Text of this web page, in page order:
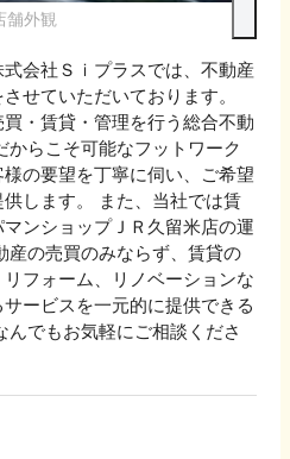
舗外観
会社Ｓｉプラスでは、不動産
せていただいております。
・賃貸・管理を行う総合不動
からこそ可能なフットワーク
の要望を丁寧に伺い、ご希望
します。 また、当社では賃
ンショップＪＲ久留米店の運
産の売買のみならず、賃貸の
フォーム、リノベーションな
ービスを一元的に提供できる
でもお気軽にご相談くださ